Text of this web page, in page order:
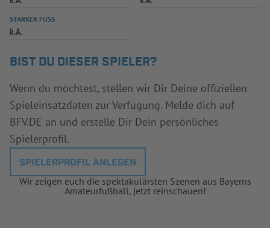
STARKER FUSS
k.A.
BIST DU DIESER SPIELER?
Wenn du möchtest, stellen wir Dir Deine offiziellen
Spieleinsatzdaten zur Verfügung. Melde dich auf
BFV.DE an und erstelle Dir Dein persönliches
Spielerprofil.
SPIELERPROFIL ANLEGEN
Wir zeigen euch die spektakulärsten Szenen aus Bayerns
Amateurfußball, jetzt reinschauen!